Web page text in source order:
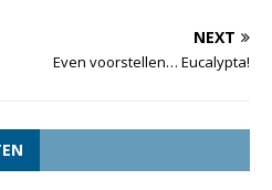
NEXT
Even voorstellen… Eucalypta!